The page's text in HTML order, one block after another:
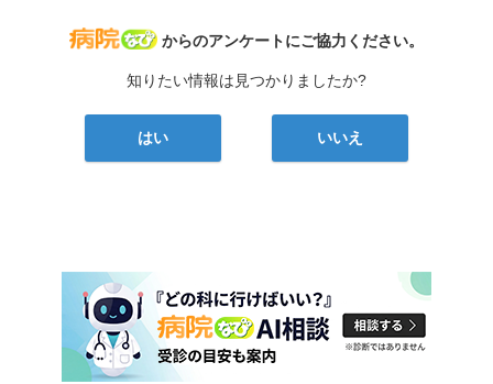
病院なび
からのアンケートにご協力ください。
知りたい情報は見つかりましたか?
はい いいえ